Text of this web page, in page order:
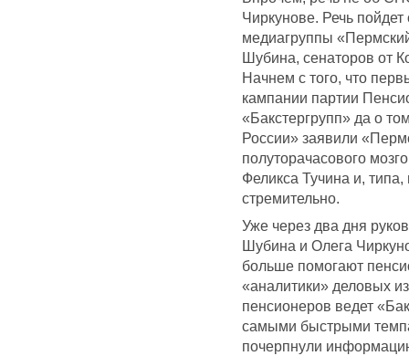
Чиркунове. Речь
медиагруппы
Шубина, сенаторов от
Начнем с того, что
кампании партии
«Бакстергрупп» да о
России» заявили
полуторачасового
Феликса Тучина и,
стремительно.
Уже через два дня
Шубина и Олега
больше помогают
«аналитики» деловых
пенсионеров ведет
самыми быстрыми
почерпнули